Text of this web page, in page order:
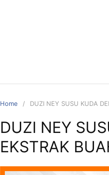
Home DUZI NEY SUSU KUDA
DUZI NEY
EKSTRAK